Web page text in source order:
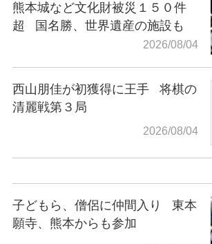
熊本城など文化財被災１５０件
超
国名勝、世界遺産の施設も
2026/08/04
西山朋佳が初獲得に王手
将棋の
清麗戦第３局
2026/08/04
子どもら、僧侶に仲間入り
東本
願寺、熊本からも参加